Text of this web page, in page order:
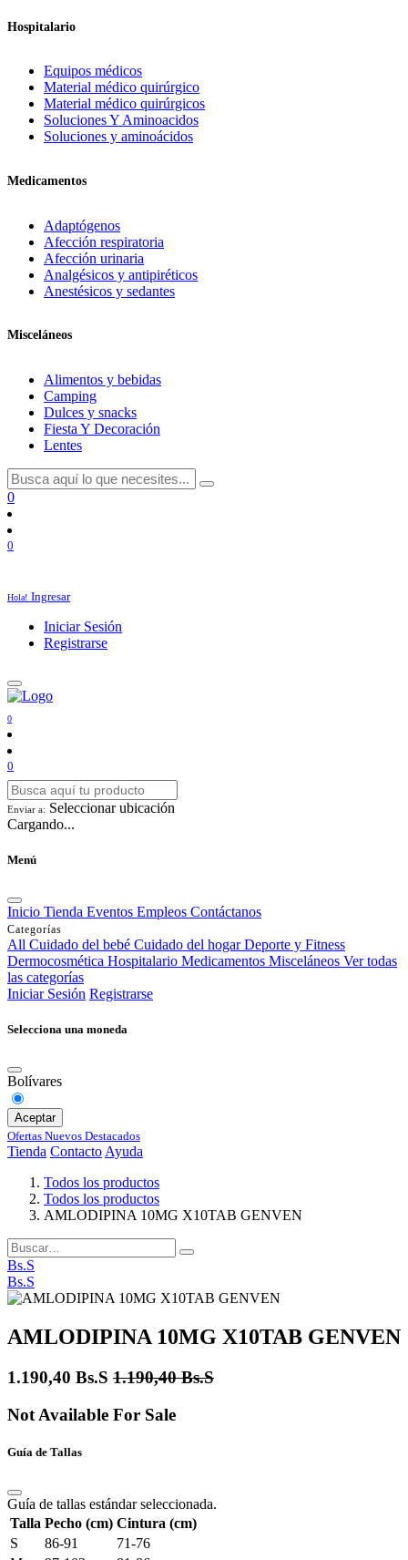
Hospitalario
Equipos médicos
Material médico quirúrgico
Material médico quirúrgicos
Soluciones Y Aminoacidos
Soluciones y aminoácidos
Medicamentos
Adaptógenos
Afección respiratoria
Afección urinaria
Analgésicos y antipiréticos
Anestésicos y sedantes
Misceláneos
Alimentos y bebidas
Camping
Dulces y snacks
Fiesta Y Decoración
Lentes
0
0
Hola! Ingresar
Iniciar Sesión
Registrarse
0
0
Enviar a: Seleccionar ubicación
Cargando...
Menú
Inicio Tienda Eventos Empleos Contáctanos
Categorías
All Cuidado del bebé Cuidado del hogar Deporte y Fitness
Dermocosmética Hospitalario Medicamentos Misceláneos Ver todas
las categorías
Iniciar Sesión Registrarse
Selecciona una moneda
Bolívares
Aceptar
Ofertas Nuevos Destacados
Tienda Contacto Ayuda
Todos los productos
Todos los productos
AMLODIPINA 10MG X10TAB GENVEN
Bs.S
Bs.S
AMLODIPINA 10MG X10TAB GENVEN
1.190,40 Bs.S 1.190,40Bs.S
Not Available For Sale
Guía de Tallas
Guía de tallas estándar seleccionada.
Talla Pecho (cm) Cintura (cm)
S
86-91
71-76